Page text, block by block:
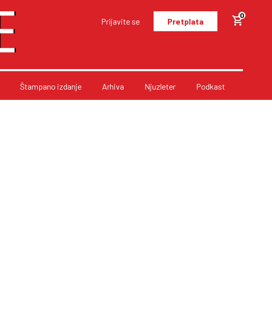
Prijavite se Pretplata
0
Štampano izdanje Arhiva Njuzleter Podkast